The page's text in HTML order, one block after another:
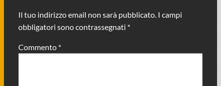
Il tuo indirizzo email non sarà pubblicato. I campi
obbligatori sono contrassegnati *
Commento *